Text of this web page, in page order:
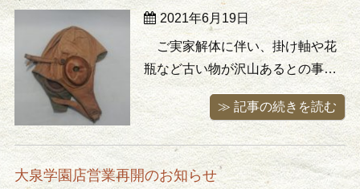
2021年6月19日
ご実家解体に伴い、掛け軸や花
瓶など古い物が沢山あるとの事で
ご連絡を頂きました。残った物は
全て費用を掛けて廃棄する運命に
あるので一通り見て値の付くも
の、活かせるものがあれば出来る
だけ減らして欲しいとのご要望で
≫ 記事の続きを読む
大泉学園店営業再開のお知らせ